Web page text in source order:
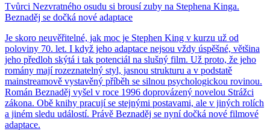
Tvůrci Nezvratného osudu si brousí zuby na Stephena Kinga.
Beznaděj se dočká nové adaptace
Je skoro neuvěřitelné, jak moc je Stephen King v kurzu už od
poloviny 70. let. I když jeho adaptace nejsou vždy úspěšné, většina
jeho předloh skýtá i tak potenciál na slušný film. Už proto, že jeho
romány mají rozeznatelný styl, jasnou strukturu a v podstatě
mainstreamově vystavěný příběh se silnou psychologickou rovinou.
Román Beznaděj vyšel v roce 1996 doprovázený novelou Strážci
zákona. Obě knihy pracují se stejnými postavami, ale v jiných rolích
a jiném sledu událostí. Právě Beznaděj se nyní dočká nové filmové
adaptace.